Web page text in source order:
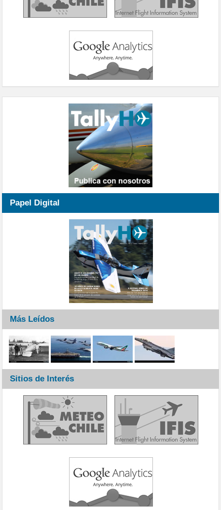
Papel Digital
Más Leídos
Sitios de Interés